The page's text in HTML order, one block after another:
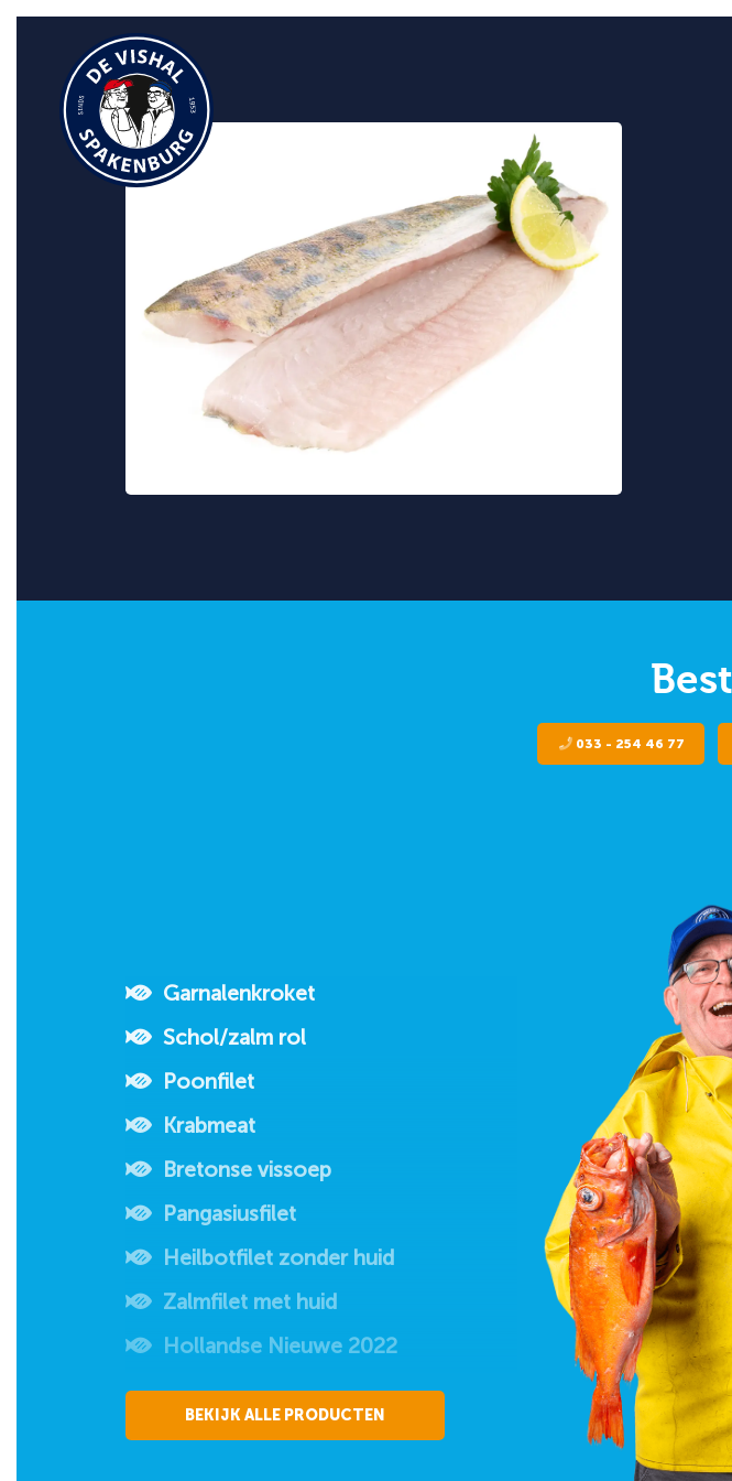
033 - 254 46 77
Garnalenkroket
Schol/zalm rol
Poonfilet
Krabmeat
Bretonse vissoep
Pangasiusfilet
Heilbotfilet zonder huid
Zalmfilet met huid
Hollandse Nieuwe 2022
BEKIJK ALLE PRODUCTEN